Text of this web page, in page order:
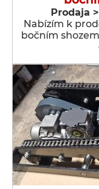
Prodaja
Nabízím k
bočním